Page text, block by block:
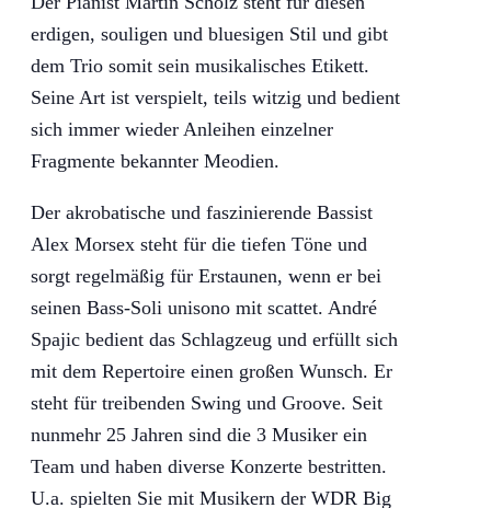
erdigen, souligen und bluesigen Stil und gibt
dem Trio somit sein musikalisches Etikett.
Seine Art ist verspielt, teils witzig und bedient
sich immer wieder Anleihen einzelner
Fragmente bekannter Meodien.
Der akrobatische und faszinierende Bassist
Alex Morsex steht für die tiefen Töne und
sorgt regelmäßig für Erstaunen, wenn er bei
seinen Bass-Soli unisono mit scattet. André
Spajic bedient das Schlagzeug und erfüllt sich
mit dem Repertoire einen großen Wunsch. Er
steht für treibenden Swing und Groove. Seit
nunmehr 25 Jahren sind die 3 Musiker ein
Team und haben diverse Konzerte bestritten.
U.a. spielten Sie mit Musikern der WDR Big